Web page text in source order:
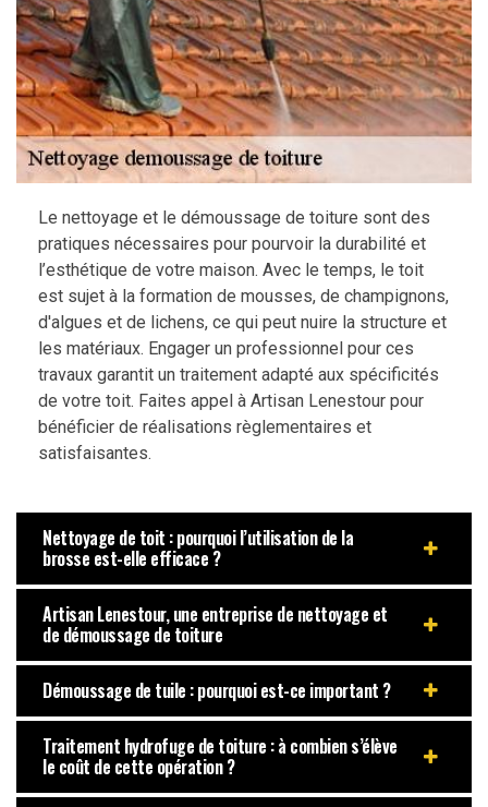
Le nettoyage et le démoussage de toiture sont des
pratiques nécessaires pour pourvoir la durabilité et
l’esthétique de votre maison. Avec le temps, le toit
est sujet à la formation de mousses, de champignons,
d'algues et de lichens, ce qui peut nuire la structure et
les matériaux. Engager un professionnel pour ces
travaux garantit un traitement adapté aux spécificités
de votre toit. Faites appel à Artisan Lenestour pour
bénéficier de réalisations règlementaires et
satisfaisantes.
Nettoyage de toit : pourquoi l’utilisation de la
brosse est-elle efficace ?
Artisan Lenestour, une entreprise de nettoyage et
de démoussage de toiture
Démoussage de tuile : pourquoi est-ce important ?
Traitement hydrofuge de toiture : à combien s’élève
le coût de cette opération ?